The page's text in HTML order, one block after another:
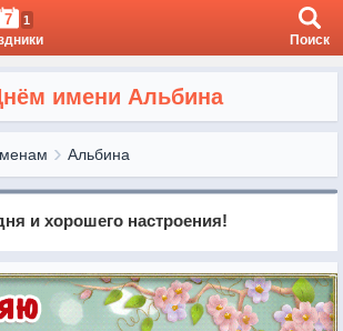
7 1
Поиск
имени Альбина
Альбина
и хорошего настроения!